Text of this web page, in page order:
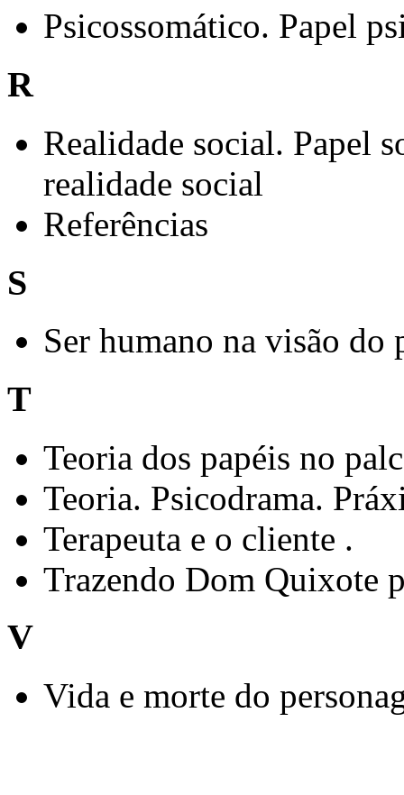
Psicossomático. Papel
R
Realidade social. Papel
realidade social
Referências
S
Ser humano na visão do
T
Teoria dos papéis no
Teoria. Psicodrama.
Terapeuta e o cliente .
Trazendo Dom Quixote
V
Vida e morte do